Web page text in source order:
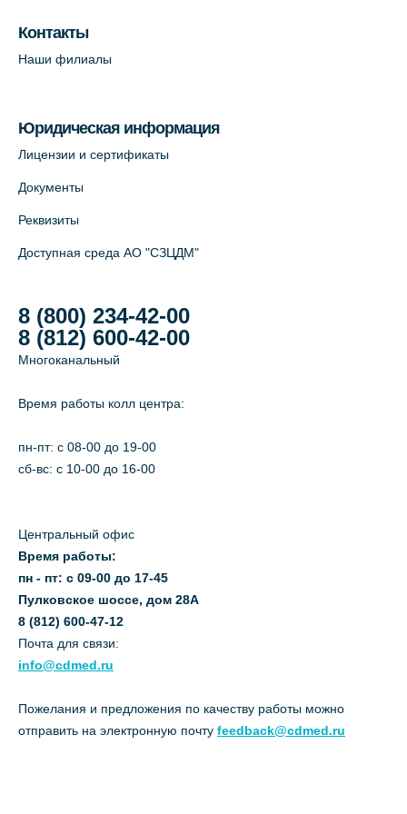
+7 (812) 565-11-12
Лабораторный терминал на Большом
+7 (812) 565-11-12
На карте
Контакты
Наши филиалы
Юридическая информация
Лицензии и сертификаты
Документы
Реквизиты
Доступная среда АО "СЗЦДМ"
8 (800) 234-42-00
8 (812) 600-42-00
Многоканальный
Время работы колл центра:
пн-пт: c 08-00 до 19-00
сб-вс: с 10-00 до 16-00
Центральный офис
Время работы:
пн - пт: с 09-00 до 17-45
Пулковское шоссе, дом 28А
8 (812) 600-47-12
Почта для связи:
info@cdmed.ru
Пожелания и предложения по качеству работы можно
отправить на электронную почту feedback@cdmed.ru